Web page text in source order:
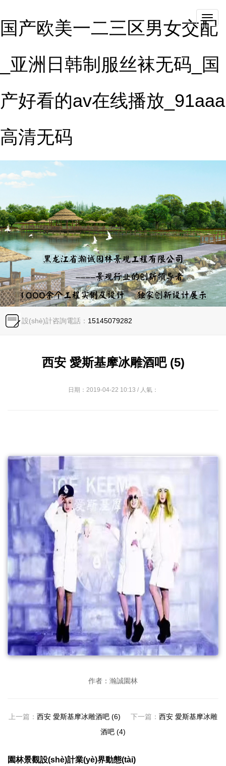
国产欧美一二三区男女交配
_亚洲日韩制服丝袜无码_国
产好看的av在线播放_91aaa
高清无码
qieh
設(shè)計咨詢電話： 15145079282
西安 愛斯基摩冰雕酒吧 (5)
日期：2019-04-22 10:13 / 人氣：
作者：瀚誠園林
上一篇： 西安 愛斯基摩冰雕酒吧 (6) 下一篇： 西安 愛斯基摩冰雕
酒吧 (4)
園林景觀設(shè)計業(yè)界動態(tài)